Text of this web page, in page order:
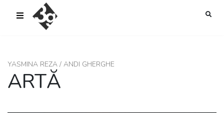
sold-out-button {{acf:sold_out}}
YASMINA REZA / ANDI GHERGHE
ARTĂ